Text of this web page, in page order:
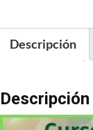
Descripción
Descripción